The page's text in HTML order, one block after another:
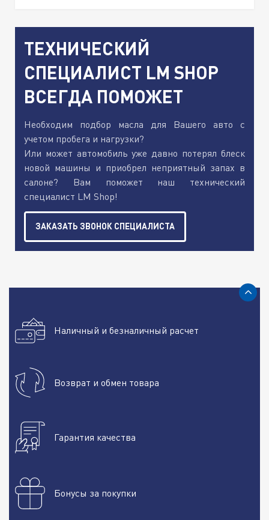
ТЕХНИЧЕСКИЙ
СПЕЦИАЛИСТ LM SHOP
ВСЕГДА ПОМОЖЕТ
Необходим подбор масла для Вашего авто с
учетом пробега и нагрузки?
Или может автомобиль уже давно потерял блеск
новой машины и приобрел неприятный запах в
салоне? Вам поможет наш технический
специалист LM Shop!
ЗАКАЗАТЬ ЗВОНОК СПЕЦИАЛИСТА
Наличный и безналичный расчет
Возврат и обмен товара
Гарантия качества
Бонусы за покупки